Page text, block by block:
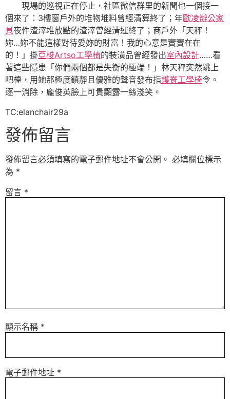
現場的巡視正在停止，社區微信群里的新聞也一個接一
個來了：3樓窗戶外的堆物堆料曾經清算終了；年歐凌辦公家
具夜件渣滓堆放點的渣滓曾經清運終了；商戶外「天秤！
妳…妳不能這樣對待愛妳的財富！我的心意是實實在在
的！」掛亞梭Artso工學椅的裝潢品曾經發出室內設計……看
著這些隱患「你們兩個都是失衡的極端！」林天秤突然跳上
吧檯，用她那極度鎮靜且優雅的聲音發布指護脊工學椅令。
逐一消除，龐俊英臉上可貴顯露一絲淺笑。
TC:elanchair29a
發佈留言
發佈留言必須填寫的電子郵件地址不會公開。 必填欄位標示
為 *
留言 *
顯示名稱 *
電子郵件地址 *